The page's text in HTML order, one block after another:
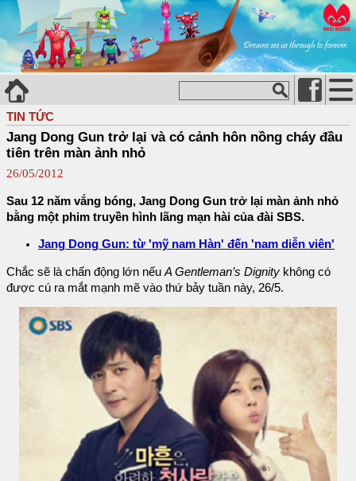
TIN TỨC
Jang Dong Gun trở lại và có cảnh hôn nồng cháy đầu
tiên trên màn ảnh nhỏ
26/05/2012
Sau 12 năm vắng bóng, Jang Dong Gun trở lại màn ảnh nhỏ
bằng một phim truyền hình lãng mạn hài của đài SBS.
Jang Dong Gun: từ 'mỹ nam Hàn' đến 'nam diễn viên'
Chắc sẽ là chấn động lớn nếu A Gentleman’s Dignity không có
được cú ra mắt mạnh mẽ vào thứ bảy tuần này, 26/5.